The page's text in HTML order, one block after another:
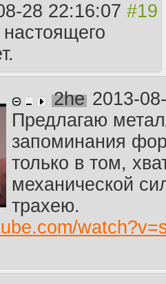
28 22:16:07
2he 2013-
Предлагаю
запоминания
только в том,
механической
трахею.